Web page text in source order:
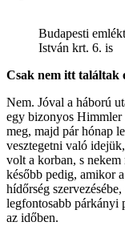
Budapesti
István krt. 6. is
Csak nem itt találtak
Nem. Jóval a háború
egy bizonyos Himmler
meg, majd pár hónap
vesztegetni való
volt a korban, s
később pedig, amikor
hídőrség
legfontosabb párkányi
az időben.